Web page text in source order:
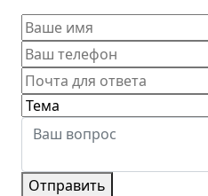
Отправить